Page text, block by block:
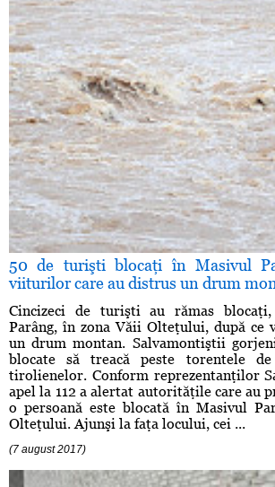
50 de turişti blocaţi în Masivul
viiturilor care au distrus un drum
Cincizeci de turişti au rămas
Parâng, în zona Văii Olteţului, după
un drum montan. Salvamontiştii
blocate să treacă peste torentele
tirolienelor. Conform reprezentanţilor
apel la 112 a alertat autorităţile care au
o persoană este blocată în Masivul
Olteţului. Ajunşi la faţa locului, cei ...
(7 august 2017)